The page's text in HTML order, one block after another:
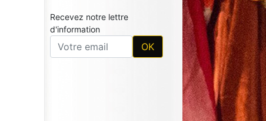
Recevez notre lettre
d'information